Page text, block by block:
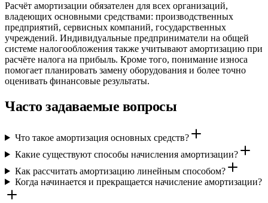
Расчёт амортизации обязателен для всех организаций,
владеющих основными средствами: производственных
предприятий, сервисных компаний, государственных
учреждений. Индивидуальные предприниматели на общей
системе налогообложения также учитывают амортизацию при
расчёте налога на прибыль. Кроме того, понимание износа
помогает планировать замену оборудования и более точно
оценивать финансовые результаты.
Часто задаваемые вопросы
Что такое амортизация основных средств?
Какие существуют способы начисления амортизации?
Как рассчитать амортизацию линейным способом?
Когда начинается и прекращается начисление амортизации?